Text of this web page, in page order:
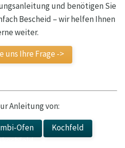
und benötigen Sie
Bescheid – wir helfen Ihnen
weiter.
uns Ihre Frage ->
Anleitung von:
Ofen
Kochfeld